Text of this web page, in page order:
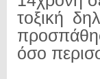
τοξική
όσο